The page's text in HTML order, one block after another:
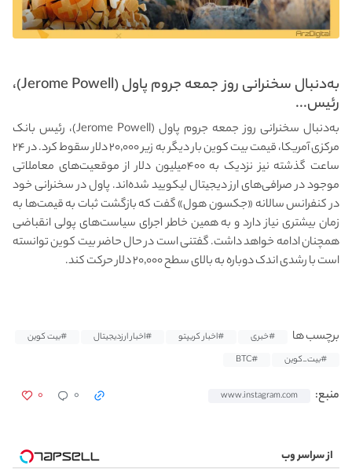
به‌دنبال سخنرانی روز جمعه جروم پاول (Jerome Powell)،
رئیس...
به‌دنبال سخنرانی روز جمعه جروم پاول (Jerome Powell)، رئیس بانک
مرکزی آمریکا، قیمت بیت کوین بار دیگر به زیر ۲۰٬۰۰۰ دلار سقوط کرد. در ۲۴
ساعت گذشته نیز نزدیک به ۴۰۰میلیون دلار از موقعیت‌های معاملاتی
موجود در صرافی‌های ارز دیجیتال لیکویید شده‌اند. پاول در سخنرانی خود
در کنفرانس سالانه «جکسون هول» گفت که بازگشت ثبات به قیمت‌ها به
زمان بیشتری نیاز دارد و به همین خاطر اجرای سیاست‌های پولی انقباضی
همچنان ادامه خواهد داشت. گفتنی است در حال حاضر بیت کوین توانسته
است با رشدی اندک دوباره به بالای سطح ۲۰٬۰۰۰ دلار حرکت کند.
برچسب ها #خبری #اخبار کریپتو #اخبار ارزدیجیتال
#بیت کوین
#بیت_کوین
#BTC
منبع: www.instagram.com ۰ ۰
از سراسر وب